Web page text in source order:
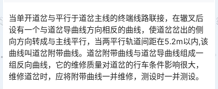
当单开道岔与平行于道岔主线的终端线路联接，在辙叉后
设有一个与道岔导曲线方向相反的曲线，使道岔岔出的侧
向方向转成与主线平行，当两平行轨道间距在5.2m以内,该
曲线叫道岔附带曲线。道岔附带曲线与道岔导曲线组成一
组反向曲线，它的维修质量对道岔的行车条件影响很大，
维修道岔时，应将附带曲线一并维修，测设时一并测设。󠅅󠅃󠄵󠅂󠄪󠇖󠆨󠆨󠇕󠆞󠆒󠅬󠇘󠆭󠆘󠇙󠆝󠅵󠇗󠆭󠆁󠄐󠇗󠅹󠅸󠇖󠆍󠅳󠇖󠅹󠅰󠇖󠆌󠅹